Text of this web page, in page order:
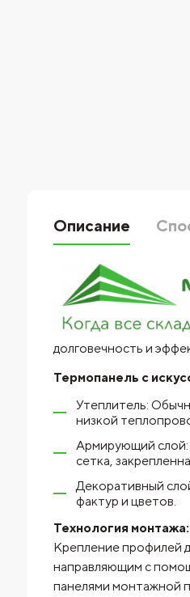
Описание
долговечность и
Термопанель с
Утеплитель:
низкой
Армирующий слой:
сетка,
Декоративный
фактур и цветов.
Технология монтажа:
Крепление профилей
направляющим с
панелями монтажной